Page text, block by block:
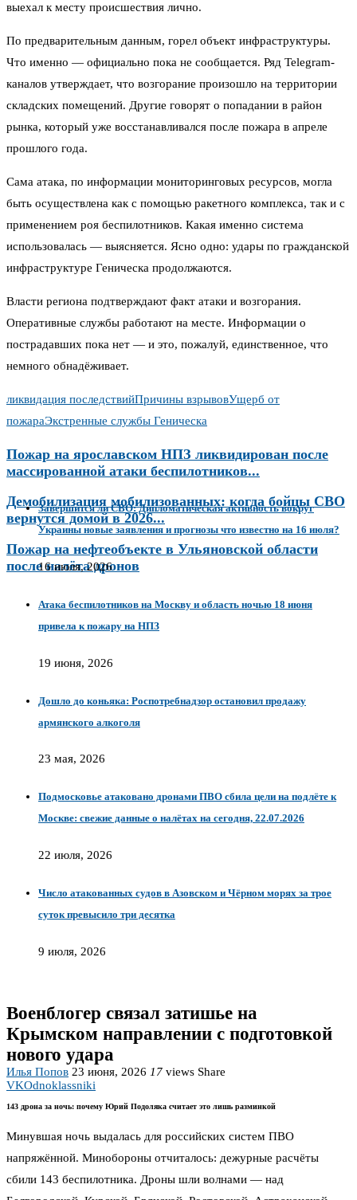
выехал к месту происшествия лично.
По предварительным данным, горел объект инфраструктуры.
Что именно — официально пока не сообщается. Ряд Telegram-
каналов утверждает, что возгорание произошло на территории
складских помещений. Другие говорят о попадании в район
рынка, который уже восстанавливался после пожара в апреле
прошлого года.
Сама атака, по информации мониторинговых ресурсов, могла
быть осуществлена как с помощью ракетного комплекса, так и с
применением роя беспилотников. Какая именно система
использовалась — выясняется. Ясно одно: удары по гражданской
инфраструктуре Геническа продолжаются.
Власти региона подтверждают факт атаки и возгорания.
Оперативные службы работают на месте. Информации о
пострадавших пока нет — и это, пожалуй, единственное, что
немного обнадёживает.
ликвидация последствийПричины взрывовУщерб от
пожараЭкстренные службы Геническа
Пожар на ярославском НПЗ ликвидирован после
массированной атаки беспилотников...
Демобилизация мобилизованных: когда бойцы СВО
вернутся домой в 2026...
Пожар на нефтеобъекте в Ульяновской области
после налёта дронов
Завершится ли СВО: Дипломатическая активность вокруг
Украины новые заявления и прогнозы что известно на 16 июля?
16 июля, 2026
Атака беспилотников на Москву и область ночью 18 июня
привела к пожару на НПЗ
19 июня, 2026
Дошло до коньяка: Роспотребнадзор остановил продажу
армянского алкоголя
23 мая, 2026
Подмосковье атаковано дронами ПВО сбила цели на подлёте к
Москве: свежие данные о налётах на сегодня, 22.07.2026
22 июля, 2026
Число атакованных судов в Азовском и Чёрном морях за трое
суток превысило три десятка
9 июля, 2026
Военблогер связал затишье на
Крымском направлении с подготовкой
нового удара
Илья Попов 23 июня, 2026 17 views Share
VKOdnoklassniki
143 дрона за ночь: почему Юрий Подоляка считает это лишь разминкой
Минувшая ночь выдалась для российских систем ПВО
напряжённой. Минобороны отчиталось: дежурные расчёты
сбили 143 беспилотника. Дроны шли волнами — над